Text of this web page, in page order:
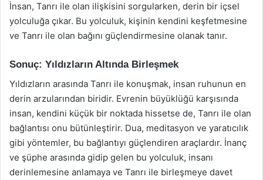
İnsan, Tanrı ile olan ilişkisini sorgularken, derin bir içsel
yolculuğa çıkar. Bu yolculuk, kişinin kendini keşfetmesine
ve Tanrı ile olan bağını güçlendirmesine olanak tanır.
Sonuç: Yıldızların Altında Birleşmek
Yıldızların arasında Tanrı ile konuşmak, insan ruhunun en
derin arzularından biridir. Evrenin büyüklüğü karşısında
insan, kendini küçük bir noktada hissetse de, Tanrı ile olan
bağlantısı onu bütünleştirir. Dua, meditasyon ve yaratıcılık
gibi yöntemler, bu bağlantıyı güçlendiren araçlardır. İnanç
ve şüphe arasında gidip gelen bu yolculuk, insanı
derinlemesine anlamaya ve Tanrı ile birleşmeye davet